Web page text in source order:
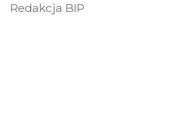
Redakcja BIP